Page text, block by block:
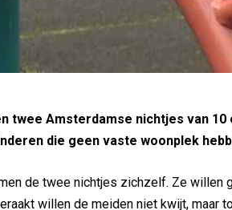
twee Amsterdamse nichtjes van
die geen vaste woonplek
de twee nichtjes zichzelf. Ze willen
willen de meiden niet kwijt, maar